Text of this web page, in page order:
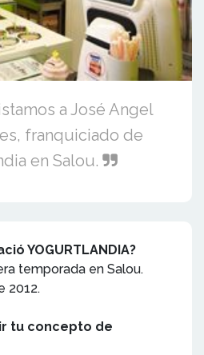
a José Angel
franquiciado de
en Salou.
YOGURTLANDIA?
temporada en Salou.
2012.
tu concepto de